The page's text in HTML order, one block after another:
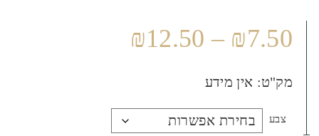
₪7.50
–
₪12.50
מק"ט: אין מידע
צבע